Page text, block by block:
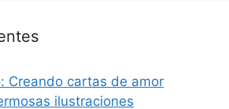
Creando cartas de amor
ilustraciones